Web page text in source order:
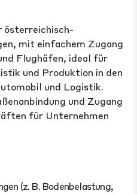
österreichisch-
mit einfachem Zugang
Flughäfen, ideal für
und Produktion in den
und Logistik.
und Zugang
für Unternehmen
(z. B. Bodenbelastung,